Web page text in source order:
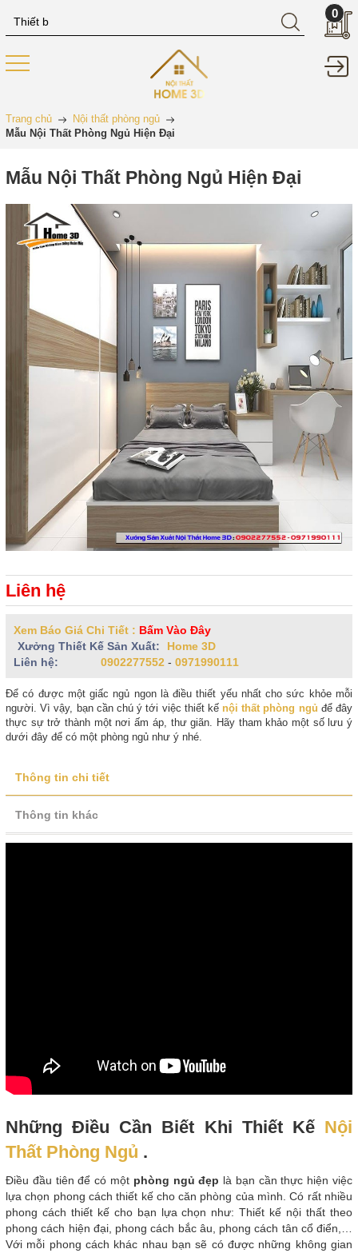
0
Trang chủ
Nội thất phòng ngủ
Mẫu Nội Thất Phòng Ngủ Hiện Đại
Mẫu Nội Thất Phòng Ngủ Hiện Đại
Liên hệ
Xem Báo Giá Chi Tiết : Bấm Vào Đây
Xưởng Thiết Kế Sản Xuất:
Home 3D
Liên hệ:
0902277552 - 0971990111
Để có được một giấc ngủ ngon là điều thiết yếu nhất cho sức khỏe mỗi
người. Vì vậy, bạn cần chú ý tới việc thiết kế nội thất phòng ngủ để đây
thực sự trở thành một nơi ấm áp, thư giãn. Hãy tham khảo một số lưu ý
dưới đây để có một phòng ngủ như ý nhé.
Thông tin chi tiết
Thông tin khác
Những Điều Cần Biết Khi Thiết Kế Nội
Thất Phòng Ngủ .
Điều đầu tiên để có một phòng ngủ đẹp là bạn cần thực hiện việc
lựa chọn phong cách thiết kế cho căn phòng của mình. Có rất nhiều
phong cách thiết kế cho bạn lựa chọn như: Thiết kế nội thất theo
phong cách hiện đại, phong cách bắc âu, phong cách tân cổ điển,…
Với mỗi phong cách khác nhau bạn sẽ có được những không gian